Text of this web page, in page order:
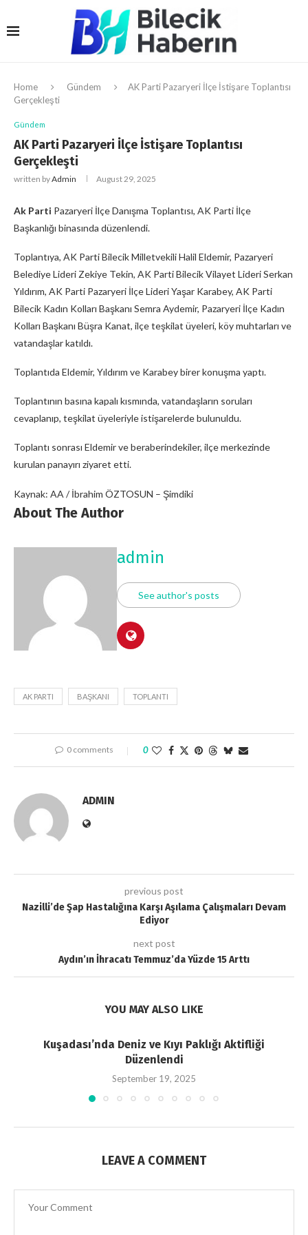
Home Gündem
AK Parti Pazaryeri İlçe İstişare Toplantısı
Gerçekleşti
Gündem
AK Parti Pazaryeri İlçe İstişare Toplantısı
Gerçekleşti
written byAdmin August 29, 2025
Ak Parti Pazaryeri İlçe Danışma Toplantısı, AK Parti İlçe
Başkanlığı binasında düzenlendi.
Toplantıya, AK Parti Bilecik Milletvekili Halil Eldemir, Pazaryeri
Belediye Lideri Zekiye Tekin, AK Parti Bilecik Vilayet Lideri Serkan
Yıldırım, AK Parti Pazaryeri İlçe Lideri Yaşar Karabey, AK Parti
Bilecik Kadın Kolları Başkanı Semra Aydemir, Pazaryeri İlçe Kadın
Kolları Başkanı Büşra Kanat, ilçe teşkilat üyeleri, köy muhtarları ve
vatandaşlar katıldı.
Toplantıda Eldemir, Yıldırım ve Karabey birer konuşma yaptı.
Toplantının basına kapalı kısmında, vatandaşların soruları
cevaplanıp, teşkilat üyeleriyle istişarelerde bulunuldu.
Toplantı sonrası Eldemir ve beraberindekiler, ilçe merkezinde
kurulan panayırı ziyaret etti.
Kaynak: AA / İbrahim ÖZTOSUN – Şimdiki
About The Author
admin
See author's posts
AK PARTI BAŞKANI TOPLANTI
0 comments 0
ADMIN
previous post
Nazilli’de Şap Hastalığına Karşı Aşılama Çalışmaları Devam
Ediyor
next post
Aydın’ın İhracatı Temmuz’da Yüzde 15 Arttı
YOU MAY ALSO LIKE
Kuşadası’nda Deniz ve Kıyı Paklığı Aktifliği
Düzenlendi
September 19, 2025
LEAVE A COMMENT